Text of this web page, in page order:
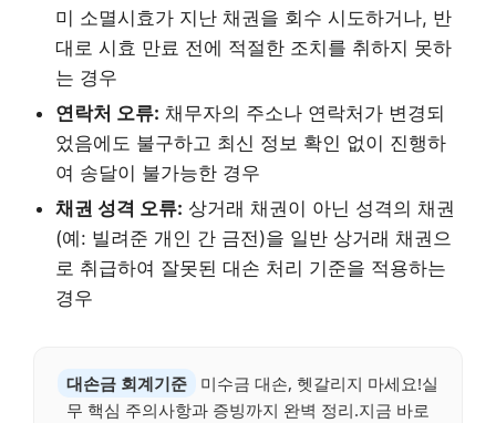
미 소멸시효가 지난 채권을 회수 시도하거나, 반
대로 시효 만료 전에 적절한 조치를 취하지 못하
는 경우
연락처 오류: 채무자의 주소나 연락처가 변경되
었음에도 불구하고 최신 정보 확인 없이 진행하
여 송달이 불가능한 경우
채권 성격 오류: 상거래 채권이 아닌 성격의 채권
(예: 빌려준 개인 간 금전)을 일반 상거래 채권으
로 취급하여 잘못된 대손 처리 기준을 적용하는
경우
대손금 회계기준
미수금 대손, 헷갈리지 마세요!실
무 핵심 주의사항과 증빙까지 완벽 정리.지금 바로